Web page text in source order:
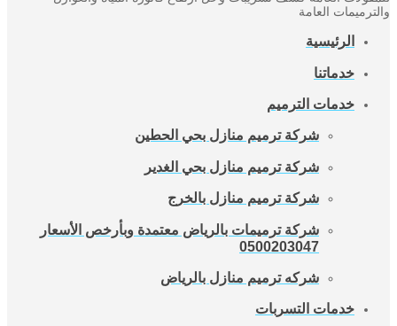
والترميمات العامة
الرئيسية
خدماتنا
خدمات الترميم
شركة ترميم منازل بحي الحطين
شركة ترميم منازل بحي الغدير
شركة ترميم منازل بالخرج
شركة ترميمات بالرياض معتمدة وبأرخص الأسعار
0500203047
شركه ترميم منازل بالرياض
خدمات التسربات